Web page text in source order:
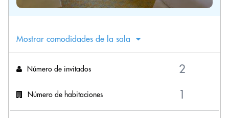
Mostrar comodidades de la sala
Número de invitados
Número de habitaciones